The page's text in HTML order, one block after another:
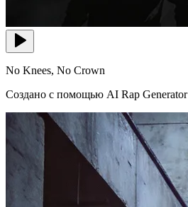
No Knees, No Crown
Создано с помощью AI Rap Generator